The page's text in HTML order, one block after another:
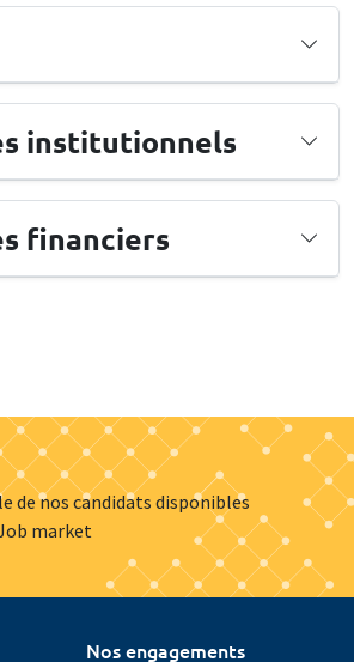
institutionnels
financiers
de nos candidats disponibles
market
Nos engagements